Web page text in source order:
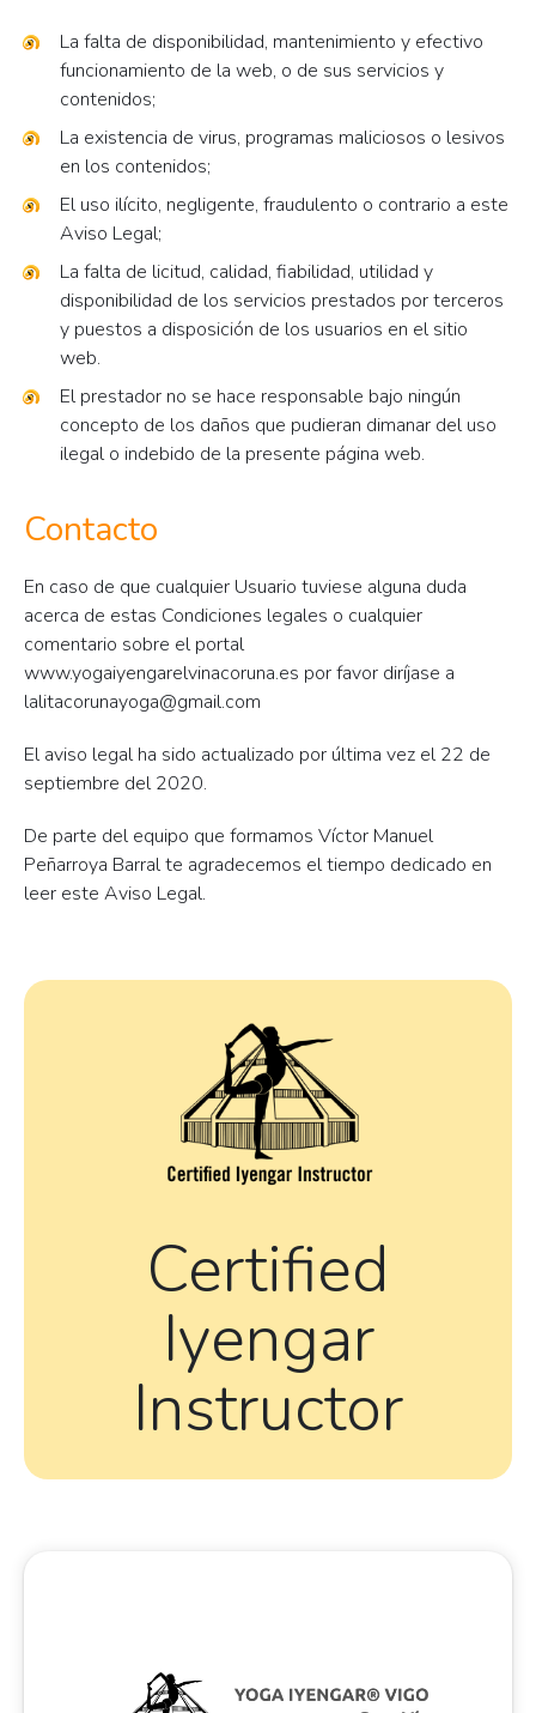
La falta de disponibilidad, mantenimiento y efectivo
funcionamiento de la web, o de sus servicios y
contenidos;
La existencia de virus, programas maliciosos o lesivos
en los contenidos;
El uso ilícito, negligente, fraudulento o contrario a este
Aviso Legal;
La falta de licitud, calidad, fiabilidad, utilidad y
disponibilidad de los servicios prestados por terceros
y puestos a disposición de los usuarios en el sitio
web.
El prestador no se hace responsable bajo ningún
concepto de los daños que pudieran dimanar del uso
ilegal o indebido de la presente página web.
Contacto
En caso de que cualquier Usuario tuviese alguna duda
acerca de estas Condiciones legales o cualquier
comentario sobre el portal
www.yogaiyengarelvinacoruna.es por favor diríjase a
lalitacorunayoga@gmail.com
El aviso legal ha sido actualizado por última vez el 22 de
septiembre del 2020.
De parte del equipo que formamos Víctor Manuel
Peñarroya Barral te agradecemos el tiempo dedicado en
leer este Aviso Legal.
Certified
Iyengar
Instructor